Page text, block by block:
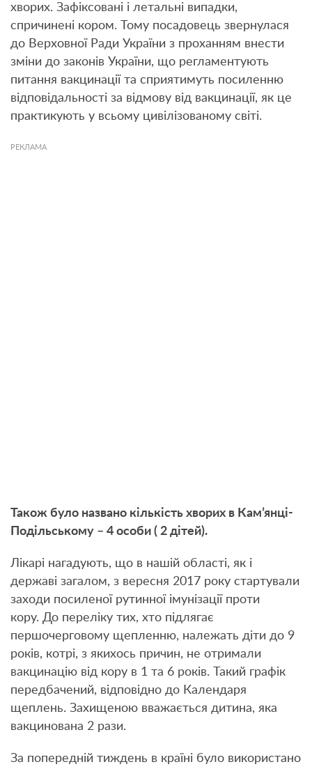
хворих. Зафіксовані і летальні випадки,
спричинені кором. Тому посадовець звернулася
до Верховної Ради України з проханням внести
зміни до законів України, що регламентують
питання вакцинації та сприятимуть посиленню
відповідальності за відмову від вакцинації, як це
практикують у всьому цивілізованому світі.
РЕКЛАМА
Також було названо кількість хворих в Кам’янці-
Подільському – 4 особи ( 2 дітей).
Лікарі нагадують, що в нашій області, як і
державі загалом, з вересня 2017 року стартували
заходи посиленої рутинної імунізації проти
кору. До переліку тих, хто підлягає
першочерговому щепленню, належать діти до 9
років, котрі, з якихось причин, не отримали
вакцинацію від кору в 1 та 6 років. Такий графік
передбачений, відповідно до Календаря
щеплень. Захищеною вважається дитина, яка
вакцинована 2 рази.
За попередній тиждень в країні було використано